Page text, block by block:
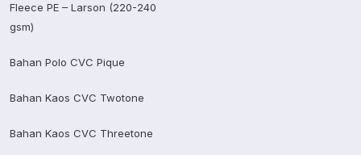
Fleece PE – Larson (220-240
gsm)
Bahan Polo CVC Pique
Bahan Kaos CVC Twotone
Bahan Kaos CVC Threetone